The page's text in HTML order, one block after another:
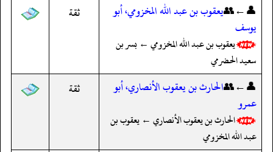
👤←👥يعقوب بن عبد الله المخزومي، أبو
يوسف
يعقوب بن عبد الله المخزومي ← بسر بن
سعيد الحضرمي
ثقة
👤←👥الحارث بن يعقوب الأنصاري، أبو
عمرو
الحارث بن يعقوب الأنصاري ← يعقوب بن
عبد الله المخزومي
ثقة